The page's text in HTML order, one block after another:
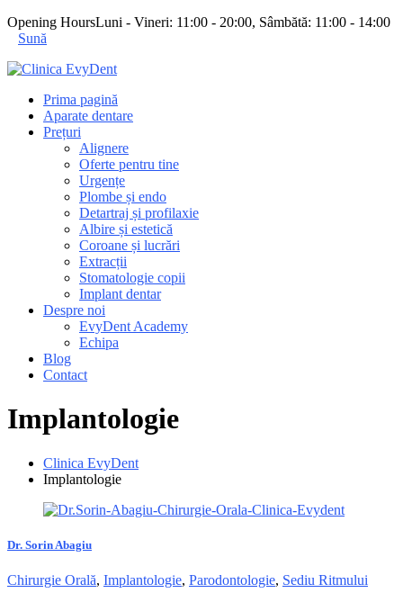
Opening HoursLuni - Vineri: 11:00 - 20:00, Sâmbătă: 11:00 - 14:00
Sună
Prima pagină
Aparate dentare
Prețuri
Alignere
Oferte pentru tine
Urgențe
Plombe și endo
Detartraj și profilaxie
Albire și estetică
Coroane și lucrări
Extracții
Stomatologie copii
Implant dentar
Despre noi
EvyDent Academy
Echipa
Blog
Contact
Implantologie
Clinica EvyDent
Implantologie
Dr. Sorin Abagiu
Chirurgie Orală, Implantologie, Parodontologie, Sediu Ritmului